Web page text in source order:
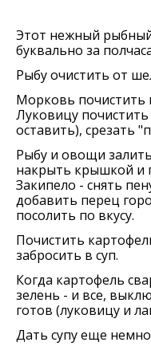
Этот нежный рыбный
буквально за
Рыбу очистить от
Морковь почистить
Луковицу
оставить), срезать
Рыбу и овощи
накрыть крышкой и
Закипело - снять
добавить перец
посолить по вкусу.
Почистить
забросить в суп.
Когда картофель
зелень - и все,
готов (луковицу и
Дать супу еще